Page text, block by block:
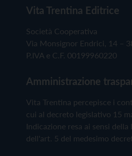
Vita Trentina Editrice
Società Cooperativa
Via Monsignor Endrici, 14 –
P.IVA e C.F. 00199960220
Amministrazione
Vita Trentina percepisce i
cui al decreto legislativo 15
Indicazione resa ai sensi
dell'art. 5 del medesimo